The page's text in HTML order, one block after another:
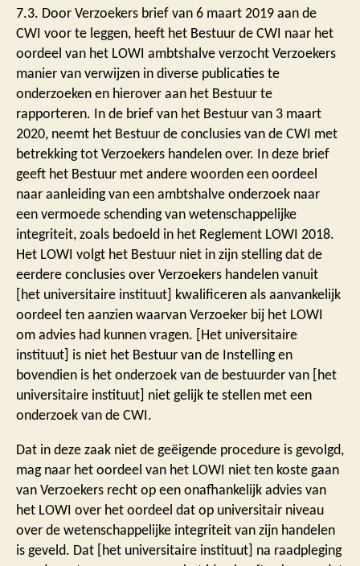
7.3. Door Verzoekers brief van 6 maart 2019 aan de
CWI voor te leggen, heeft het Bestuur de CWI naar het
oordeel van het LOWI ambtshalve verzocht Verzoekers
manier van verwijzen in diverse publicaties te
onderzoeken en hierover aan het Bestuur te
rapporteren. In de brief van het Bestuur van 3 maart
2020, neemt het Bestuur de conclusies van de CWI met
betrekking tot Verzoekers handelen over. In deze brief
geeft het Bestuur met andere woorden een oordeel
naar aanleiding van een ambtshalve onderzoek naar
een vermoede schending van wetenschappelijke
integriteit, zoals bedoeld in het Reglement LOWI 2018.
Het LOWI volgt het Bestuur niet in zijn stelling dat de
eerdere conclusies over Verzoekers handelen vanuit
[het universitaire instituut] kwalificeren als aanvankelijk
oordeel ten aanzien waarvan Verzoeker bij het LOWI
om advies had kunnen vragen. [Het universitaire
instituut] is niet het Bestuur van de Instelling en
bovendien is het onderzoek van de bestuurder van [het
universitaire instituut] niet gelijk te stellen met een
onderzoek van de CWI.
Dat in deze zaak niet de geëigende procedure is gevolgd,
mag naar het oordeel van het LOWI niet ten koste gaan
van Verzoekers recht op een onafhankelijk advies van
het LOWI over het oordeel dat op universitair niveau
over de wetenschappelijke integriteit van zijn handelen
is geveld. Dat [het universitaire instituut] na raadpleging